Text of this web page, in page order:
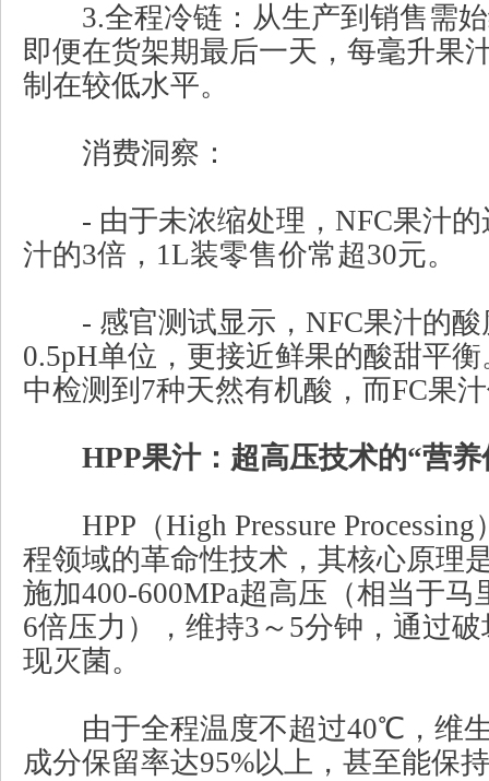
3.全程冷链：从生产到销售需
即便在货架期最后一天，每毫升果
制在较低水平。
消费洞察：
- 由于未浓缩处理，NFC果汁的
汁的3倍，1L装零售价常超30元。
- 感官测试显示，NFC果汁的酸
0.5pH单位，更接近鲜果的酸甜平
中检测到7种天然有机酸，而FC果
HPP果汁：超高压技术的“营养
HPP（High Pressure Processing
程领域的革命性技术，其核心原理
施加400-600MPa超高压（相当于
6倍压力），维持3～5分钟，通过
现灭菌。
由于全程温度不超过40℃，维生
成分保留率达95%以上，甚至能保